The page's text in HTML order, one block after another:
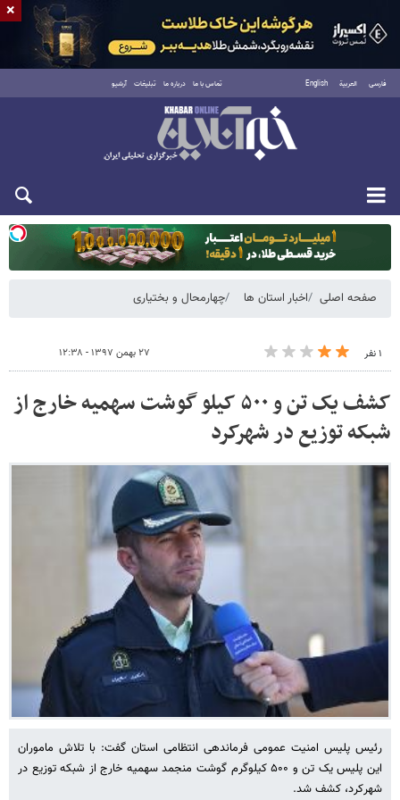
فارسی العربية English تماس با ما درباره ما تبلیغات آرشیو
یکشنبه ۱۸ مرداد ۱۴۰۵
صفحه اصلی اخبار استان ها چهارمحال و بختیاری
۱ نفر ۲۷ بهمن ۱۳۹۷ - ۱۲:۳۸
کشف یک تن و ۵۰۰ کیلو گوشت سهمیه خارج از
شبکه توزیع در شهرکرد
رئیس پلیس امنیت عمومی فرماندهی انتظامی استان گفت: با تلاش ماموران
این پلیس یک تن و ۵۰۰ کیلوگرم گوشت منجمد سهمیه خارج از شبکه توزیع در
شهرکرد، کشف شد.
×